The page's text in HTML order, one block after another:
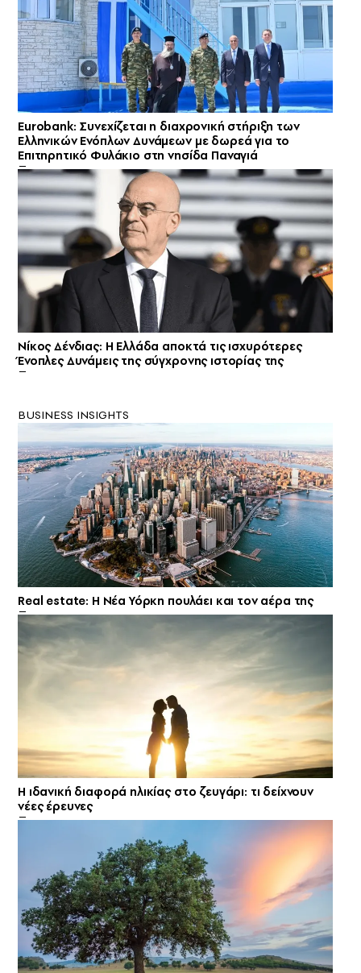
Eurobank: Συνεχίζεται η διαχρονική στήριξη των
Ελληνικών Ενόπλων Δυνάμεων με δωρεά για το
Επιτηρητικό Φυλάκιο στη νησίδα Παναγιά
Νίκος Δένδιας: Η Ελλάδα αποκτά τις ισχυρότερες
Ένοπλες Δυνάμεις της σύγχρονης ιστορίας της
BUSINESS INSIGHTS
Real estate: H Νέα Υόρκη πουλάει και τον αέρα της
Η ιδανική διαφορά ηλικίας στο ζευγάρι: τι δείχνουν
νέες έρευνες